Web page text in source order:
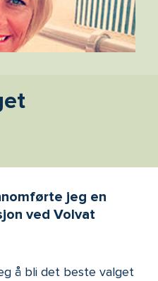
jeg en
ved Volvat
å bli det beste valget